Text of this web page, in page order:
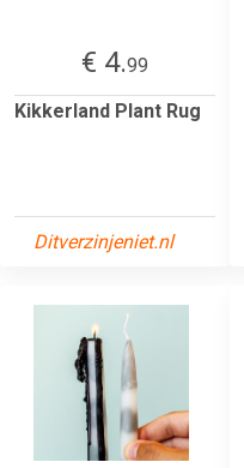
€ 4.99
Kikkerland Plant Rug
Ditverzinjeniet.nl